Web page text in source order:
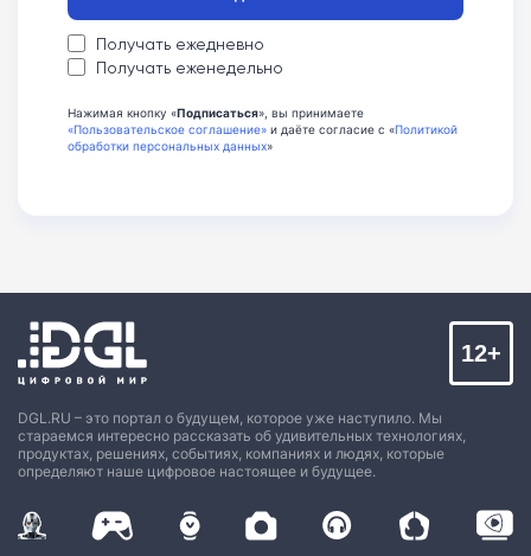
Получать ежедневно
Получать еженедельно
Нажимая кнопку «Подписаться», вы принимаете
«Пользовательское соглашение» и даёте согласие с «Политикой
обработки персональных данных»
DGL.RU – это портал о будущем, которое уже наступило. Мы
стараемся интересно рассказать об удивительных технологиях,
продуктах, решениях, событиях, компаниях и людях, которые
определяют наше цифровое настоящее и будущее.
12+